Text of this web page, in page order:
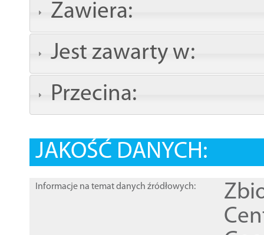
Zawiera:
Jest zawarty w:
Przecina:
JAKOŚĆ DANYCH:
Informacje na temat danych źródłowych: